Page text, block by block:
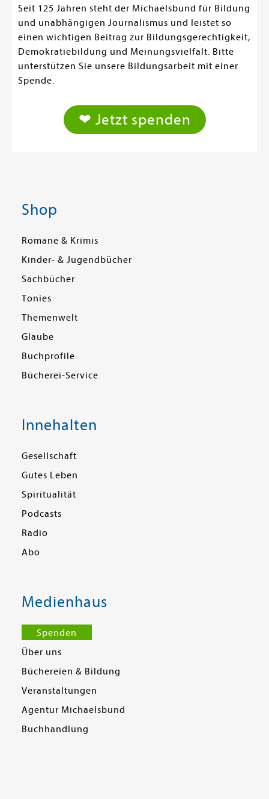
Seit 125 Jahren steht der Michaelsbund für Bildung
und unabhängigen Journalismus und leistet so
einen wichtigen Beitrag zur Bildungsgerechtigkeit,
Demokratiebildung und Meinungsvielfalt. Bitte
unterstützen Sie unsere Bildungsarbeit mit einer
Spende.
❤ Jetzt spenden
Shop
Romane & Krimis
Kinder- & Jugendbücher
Sachbücher
Tonies
Themenwelt
Glaube
Buchprofile
Bücherei-Service
Innehalten
Gesellschaft
Gutes Leben
Spiritualität
Podcasts
Radio
Abo
Medienhaus
Spenden
Über uns
Büchereien & Bildung
Veranstaltungen
Agentur Michaelsbund
Buchhandlung